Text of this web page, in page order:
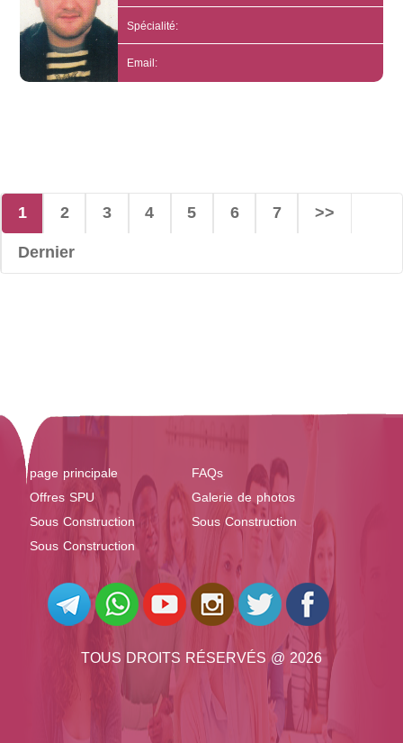
Spécialité:
Email:
1 2 3 4 5 6 7
>>
Dernier
page principale
FAQs
Offres SPU
Galerie de photos
Sous Construction
Sous Construction
Sous Construction
TOUS DROITS RÉSERVÉS @ 2026